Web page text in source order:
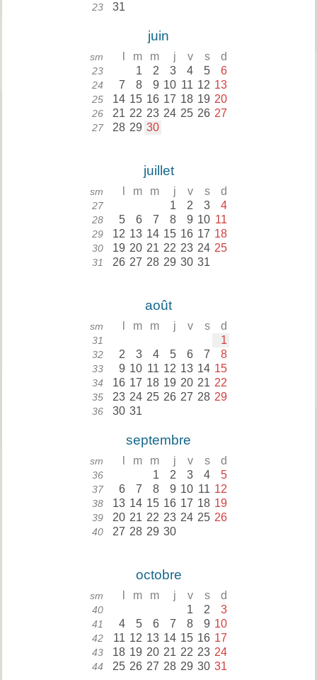
23 31
juin
sm m m j v s d
23 1 2 3 4 5 6
24 7 8 9 10 11 12 13
25 14 15 16 17 18 19 20
26 21 22 23 24 25 26 27
27 28 29 30
juillet
sm m m j v s d
27 1 2 3 4
28 5 6 7 8 9 10 11
29 12 13 14 15 16 17 18
30 19 20 21 22 23 24 25
31 26 27 28 29 30 31
août
sm m m j v s d
31 1
32 2 3 4 5 6 7 8
33 9 10 11 12 13 14 15
34 16 17 18 19 20 21 22
35 23 24 25 26 27 28 29
36 30 31
septembre
sm m m j v s d
36 1 2 3 4 5
37 6 7 8 9 10 11 12
38 13 14 15 16 17 18 19
39 20 21 22 23 24 25 26
40 27 28 29 30
octobre
sm m m j v s d
40 1 2 3
41 4 5 6 7 8 9 10
42 11 12 13 14 15 16 17
43 18 19 20 21 22 23 24
44 25 26 27 28 29 30 31